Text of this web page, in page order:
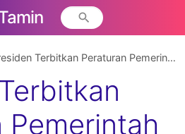
Terbitkan Peraturan Pemerintah Penetapan Sei Mangkei dan Tanjung Lesung Sebagai Kawasan Ekonom Khusus
Pemerintah